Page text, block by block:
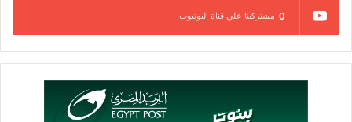
0 مشتركينا علي قناة اليوتيوب